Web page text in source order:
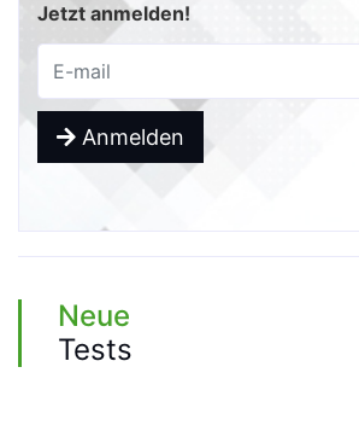
Jetzt anmelden!
Anmelden
Neue
Tests